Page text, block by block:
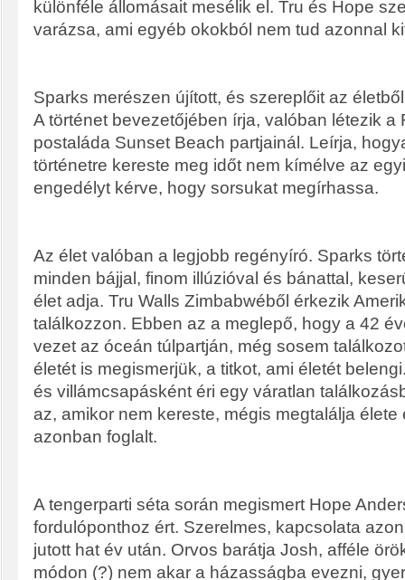
különféle állomásait mesélik el. Tru és Hope
varázsa, ami egyéb okokból nem tud azonnal
Sparks merészen újított, és szereplőit az
A történet bevezetőjében írja, valóban létezik a
postaláda Sunset Beach partjainál. Leírja,
történetre kereste meg időt nem kímélve az
engedélyt kérve, hogy sorsukat megírhassa.
Az élet valóban a legjobb regényíró. Sparks
minden bájjal, finom illúzióval és bánattal,
élet adja. Tru Walls Zimbabwéből érkezik
találkozzon. Ebben az a meglepő, hogy a 42
vezet az óceán túlpartján, még sosem
életét is megismerjük, a titkot, ami életét
és villámcsapásként éri egy váratlan
az, amikor nem kereste, mégis megtalálja élete
azonban foglalt.
A tengerparti séta során megismert Hope
fordulóponthoz ért. Szerelmes, kapcsolata
jutott hat év után. Orvos barátja Josh, afféle
módon (?) nem akar a házasságba evezni,